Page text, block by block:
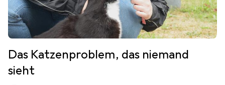
Das Katzenproblem, das niemand
sieht